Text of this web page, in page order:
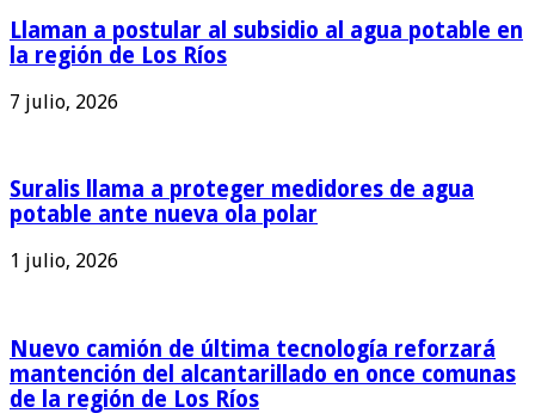
Llaman a postular al subsidio al agua potable en
la región de Los Ríos
7 julio, 2026
Suralis llama a proteger medidores de agua
potable ante nueva ola polar
1 julio, 2026
Nuevo camión de última tecnología reforzará
mantención del alcantarillado en once comunas
de la región de Los Ríos